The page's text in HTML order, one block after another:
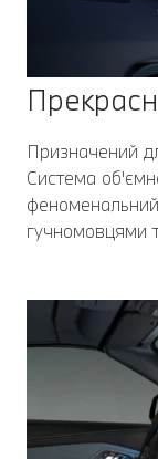
Призначений
Система
гучномовцями